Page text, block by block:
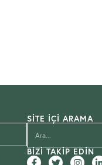
SITE İÇI ARAMA
BIZI TAKIP EDIN